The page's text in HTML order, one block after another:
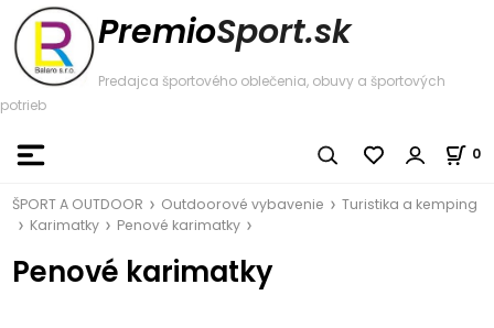
PremioSport.sk
Predajca športového oblečenia, obuvy a športových
potrieb
0
ŠPORT A OUTDOOR Outdoorové vybavenie
Turistika a kemping
Karimatky
Penové karimatky
Penové karimatky